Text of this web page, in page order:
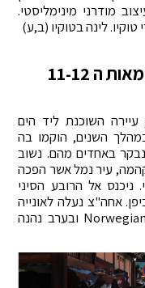
מודרני מינימליסטי.
טוקיו. לינה בטוקיו (ב,ע)
מטוקיו לקמקורה בירת יפן במאות ה 11-12
השוכנת ליד הים
בירת יפן במאות ה 11-12. במהלך השנים, הוקמו בה
באחדים מהם. נשוב
עיר נמל אשר הפכה
ניכנס אל הרובע הסיני
אחה"צ נעלה לאונייה
ונצא להפלגה באוניית הפאר Norwegian Jade ובערב נהנה